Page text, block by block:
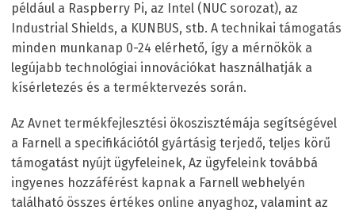
például a Raspberry Pi, az Intel (NUC sorozat), az
Industrial Shields, a KUNBUS, stb. A technikai támogatás
minden munkanap 0-24 elérhető, így a mérnökök a
legújabb technológiai innovációkat használhatják a
kísérletezés és a terméktervezés során.
Az Avnet termékfejlesztési ökoszisztémája segítségével
a Farnell a specifikációtól gyártásig terjedő, teljes körű
támogatást nyújt ügyfeleinek, Az ügyfeleink továbbá
ingyenes hozzáférést kapnak a Farnell webhelyén
található összes értékes online anyaghoz, valamint az